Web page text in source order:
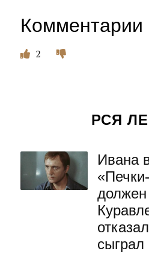
Комментарии
2
РСЯ
Ивана
должен
сыграл